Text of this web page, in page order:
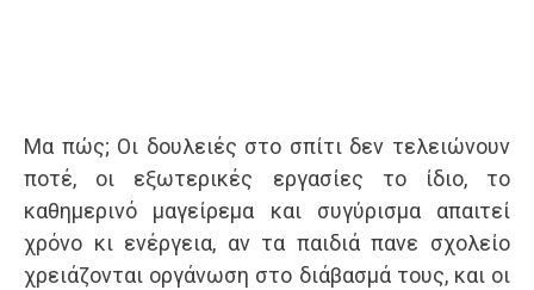
Μα πώς; Οι δουλειές στο σπίτι δεν τελειώνουν
ποτέ, οι εξωτερικές εργασίες το ίδιο, το
καθημερινό μαγείρεμα και συγύρισμα απαιτεί
χρόνο κι ενέργεια, αν τα παιδιά πανε σχολείο
χρειάζονται οργάνωση στο διάβασμά τους, και οι